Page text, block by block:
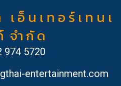
อ็ น เ ท อ ร์ เ ท น เ
จำ กั ด
974 5720
entertainment.com